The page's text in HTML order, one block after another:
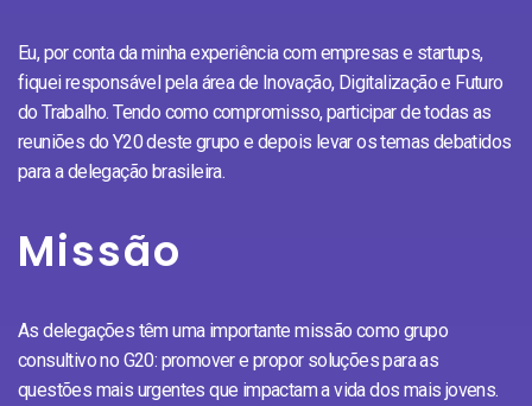
Eu, por conta da minha experiência com empresas e startups,
fiquei responsável pela área de Inovação, Digitalização e Futuro
do Trabalho. Tendo como compromisso, participar de todas as
reuniões do Y20 deste grupo e depois levar os temas debatidos
para a delegação brasileira.
Missão
As delegações têm uma importante missão como grupo
consultivo no G20: promover e propor soluções para as
questões mais urgentes que impactam a vida dos mais jovens.